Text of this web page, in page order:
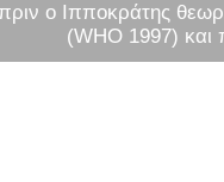
ο Ιπποκράτης
(WHO 1997) και